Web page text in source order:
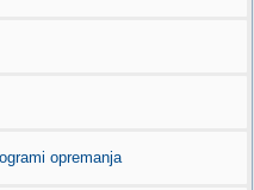
opremanja